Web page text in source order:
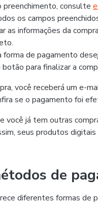
preenchimento, consulte
os campos
as informações da
forma de pagamento
para finalizar a
você receberá um e-
se o pagamento foi
você já tem outras
seus produtos
de
diferentes formas de